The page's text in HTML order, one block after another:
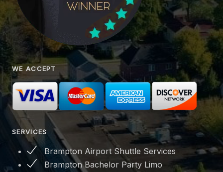
WE ACCEPT
SERVICES
Brampton Airport Shuttle Services
Brampton Bachelor Party Limo